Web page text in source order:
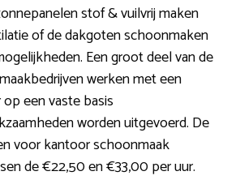
stof & vuilvrij maken
of de dakgoten schoonmaken
Een groot deel van de
werken met een
een vaste basis
worden uitgevoerd. De
voor kantoor schoonmaak
de €22,50 en €33,00 per uur.